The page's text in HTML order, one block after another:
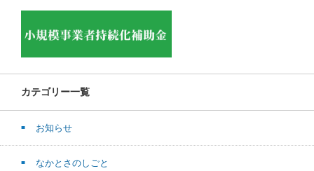
カテゴリー一覧
お知らせ
なかとさのしごと